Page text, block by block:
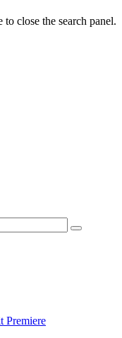
to close the search panel.
Premiere